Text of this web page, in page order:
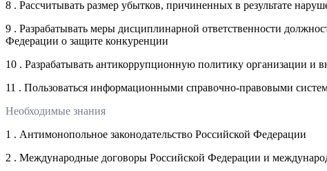
8 . Рассчитывать размер убытков, причиненных в результате
9 . Разрабатывать меры дисциплинарной ответственности
Федерации о защите конкуренции
10 . Разрабатывать антикоррупционную политику организации и
11 . Пользоваться информационными справочно-правовыми
Необходимые знания
1 . Антимонопольное законодательство Российской Федерации
2 . Международные договоры Российской Федерации и